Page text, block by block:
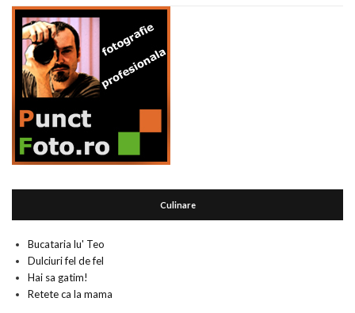
Culinare
Bucataria lu' Teo
Dulciuri fel de fel
Hai sa gatim!
Retete ca la mama